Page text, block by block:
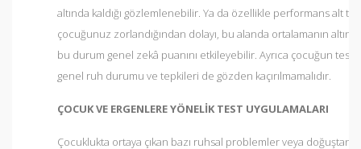
altında kaldığı gözlemlenebilir. Ya da özellikle performans alt
çocuğunuz zorlandığından dolayı, bu alanda ortalamanın
bu durum genel zekâ puanını etkileyebilir. Ayrıca çocuğun test
genel ruh durumu ve tepkileri de gözden kaçırılmamalıdır.
ÇOCUK VE ERGENLERE YÖNELİK TEST UYGULAMALARI
Çocuklukta ortaya çıkan bazı ruhsal problemler veya doğuştan